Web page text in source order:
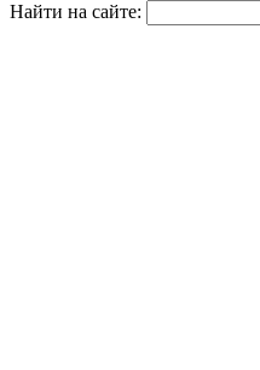
Найти на сайте: